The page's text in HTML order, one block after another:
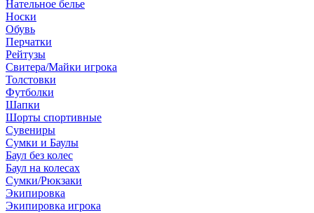
Нательное белье
Носки
Обувь
Перчатки
Рейтузы
Свитера/Майки игрока
Толстовки
Футболки
Шапки
Шорты спортивные
Сувениры
Сумки и Баулы
Баул без колес
Баул на колесах
Сумки/Рюкзаки
Экипировка
Экипировка игрока